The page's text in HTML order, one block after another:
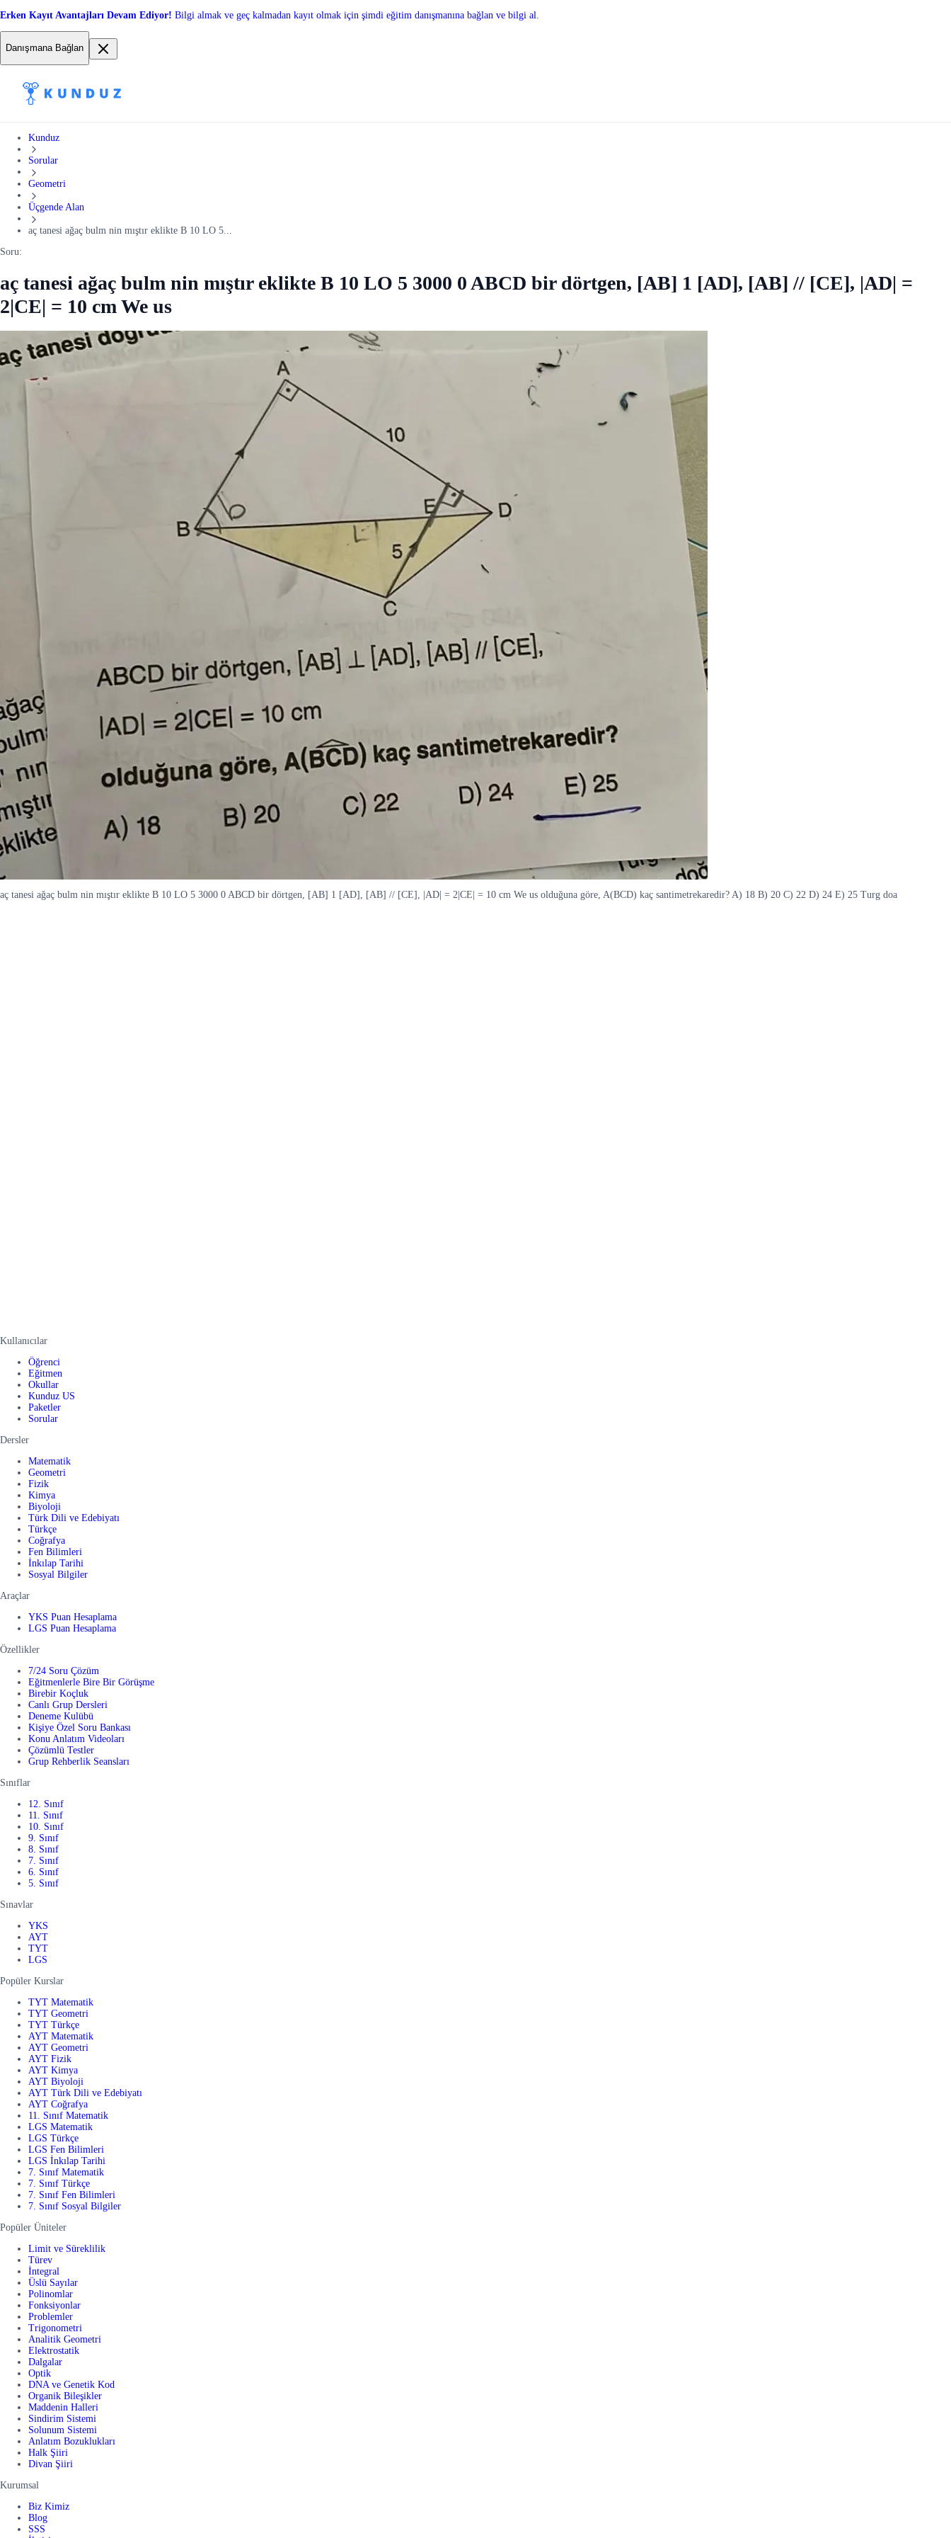
Erken Kayıt Avantajları Devam Ediyor! Bilgi almak ve geç kalmadan kayıt olmak için şimdi eğitim danışmanına bağlan ve bilgi al.
Danışmana Bağlan
Kunduz
Sorular
Geometri
Üçgende Alan
aç tanesi ağaç bulm nin mıştır eklikte B 10 LO 5...
Soru:
aç tanesi ağaç bulm nin mıştır eklikte B 10 LO 5 3000 0 ABCD bir dörtgen, [AB] 1 [AD], [AB] // [CE], |AD| =
2|CE| = 10 cm We us
aç tanesi ağaç bulm nin mıştır eklikte B 10 LO 5 3000 0 ABCD bir dörtgen, [AB] 1 [AD], [AB] // [CE], |AD| = 2|CE| = 10 cm We us olduğuna göre, A(BCD) kaç santimetrekaredir? A) 18 B) 20 C) 22 D) 24 E) 25 Turg doa
Kullanıcılar
Öğrenci
Eğitmen
Okullar
Kunduz US
Paketler
Sorular
Dersler
Matematik
Geometri
Fizik
Kimya
Biyoloji
Türk Dili ve Edebiyatı
Türkçe
Coğrafya
Fen Bilimleri
İnkılap Tarihi
Sosyal Bilgiler
Araçlar
YKS Puan Hesaplama
LGS Puan Hesaplama
Özellikler
7/24 Soru Çözüm
Eğitmenlerle Bire Bir Görüşme
Birebir Koçluk
Canlı Grup Dersleri
Deneme Kulübü
Kişiye Özel Soru Bankası
Konu Anlatım Videoları
Çözümlü Testler
Grup Rehberlik Seansları
Sınıflar
12. Sınıf
11. Sınıf
10. Sınıf
9. Sınıf
8. Sınıf
7. Sınıf
6. Sınıf
5. Sınıf
Sınavlar
YKS
AYT
TYT
LGS
Popüler Kurslar
TYT Matematik
TYT Geometri
TYT Türkçe
AYT Matematik
AYT Geometri
AYT Fizik
AYT Kimya
AYT Biyoloji
AYT Türk Dili ve Edebiyatı
AYT Coğrafya
11. Sınıf Matematik
LGS Matematik
LGS Türkçe
LGS Fen Bilimleri
LGS İnkılap Tarihi
7. Sınıf Matematik
7. Sınıf Türkçe
7. Sınıf Fen Bilimleri
7. Sınıf Sosyal Bilgiler
Popüler Üniteler
Limit ve Süreklilik
Türev
İntegral
Üslü Sayılar
Polinomlar
Fonksiyonlar
Problemler
Trigonometri
Analitik Geometri
Elektrostatik
Dalgalar
Optik
DNA ve Genetik Kod
Organik Bileşikler
Maddenin Halleri
Sindirim Sistemi
Solunum Sistemi
Anlatım Bozuklukları
Halk Şiiri
Divan Şiiri
Kurumsal
Biz Kimiz
Blog
SSS